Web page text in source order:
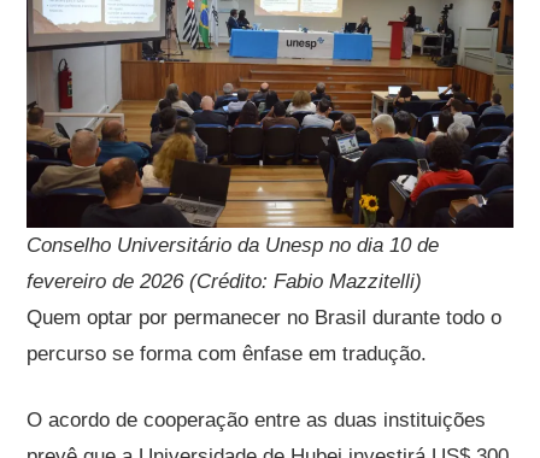
Conselho Universitário da Unesp no dia 10 de
fevereiro de 2026 (Crédito: Fabio Mazzitelli)
Quem optar por permanecer no Brasil durante todo o
percurso se forma com ênfase em tradução.
O acordo de cooperação entre as duas instituições